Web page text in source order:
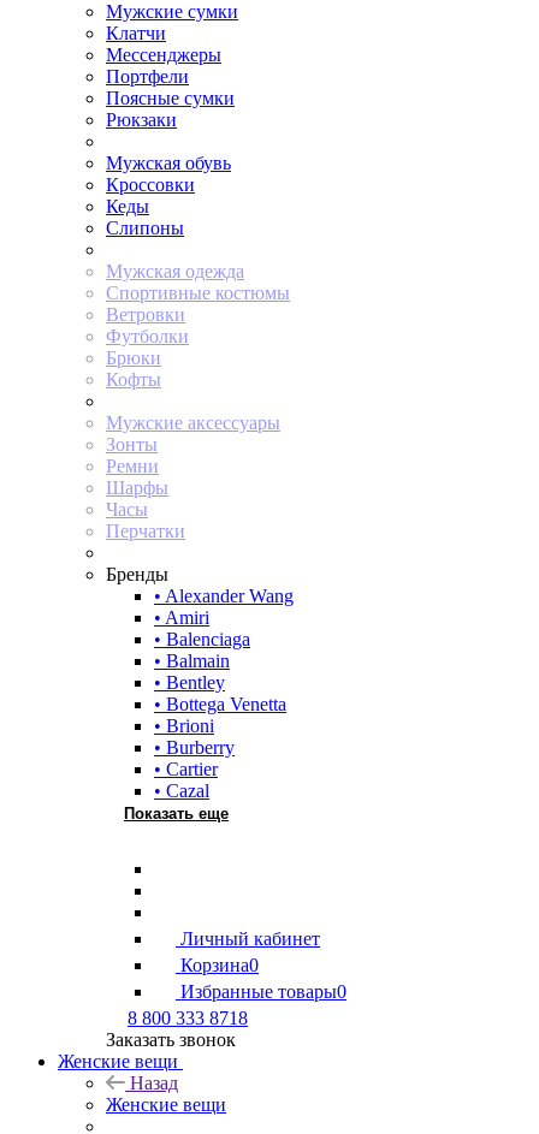
Мужские сумки
Клатчи
Мессенджеры
Портфели
Поясные сумки
Рюкзаки
Мужская обувь
Кроссовки
Кеды
Слипоны
Мужская одежда
Спортивные костюмы
Ветровки
Футболки
Брюки
Кофты
Мужские аксессуары
Зонты
Ремни
Шарфы
Часы
Перчатки
Бренды
• Alexander Wang
• Amiri
• Balenciaga
• Balmain
• Bentley
• Bottega Venetta
• Brioni
• Burberry
• Cartier
• Cazal
Показать еще
Личный кабинет
Корзина0
Избранные товары0
8 800 333 8718
Заказать звонок
Женские вещи
Назад
Женские вещи